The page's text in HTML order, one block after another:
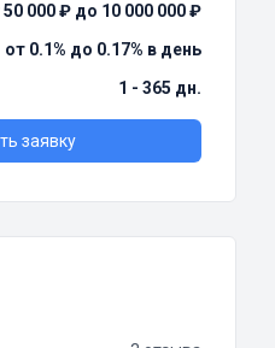
50 000 ₽ до 10 000 000 ₽
от 0.1% до 0.17% в день
1 - 365 дн.
заявку